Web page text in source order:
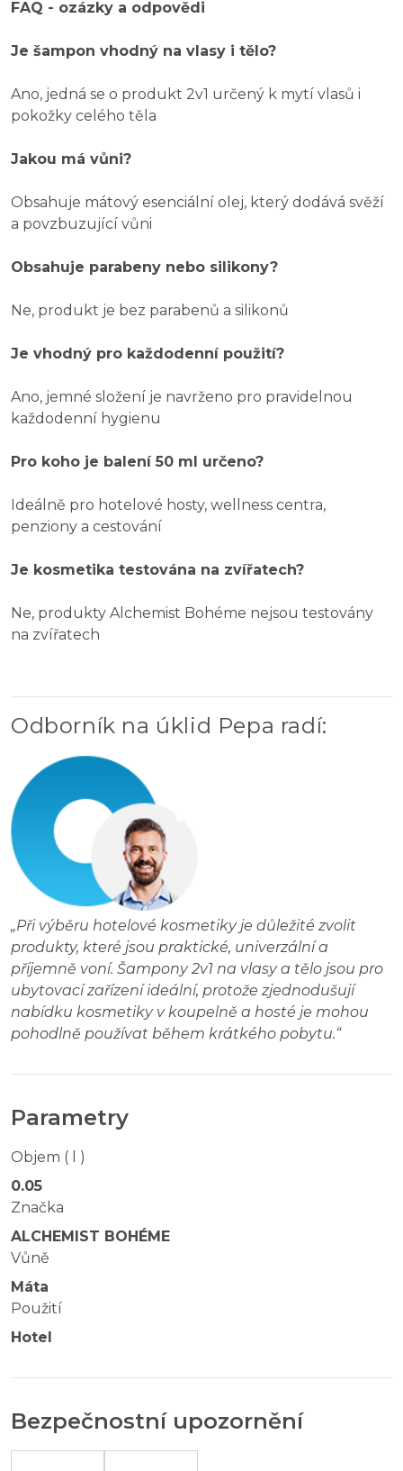
FAQ - ozázky a odpovědi
Je šampon vhodný na vlasy i tělo?
Ano, jedná se o produkt 2v1 určený k mytí vlasů i
pokožky celého těla
Jakou má vůni?
Obsahuje mátový esenciální olej, který dodává svěží
a povzbuzující vůni
Obsahuje parabeny nebo silikony?
Ne, produkt je bez parabenů a silikonů
Je vhodný pro každodenní použití?
Ano, jemné složení je navrženo pro pravidelnou
každodenní hygienu
Pro koho je balení 50 ml určeno?
Ideálně pro hotelové hosty, wellness centra,
penziony a cestování
Je kosmetika testována na zvířatech?
Ne, produkty Alchemist Bohéme nejsou testovány
na zvířatech
Odborník na úklid Pepa radí:
„Při výběru hotelové kosmetiky je důležité zvolit
produkty, které jsou praktické, univerzální a
příjemně voní. Šampony 2v1 na vlasy a tělo jsou pro
ubytovací zařízení ideální, protože zjednodušují
nabídku kosmetiky v koupelně a hosté je mohou
pohodlně používat během krátkého pobytu.“
Parametry
Objem ( l )
0.05
Značka
ALCHEMIST BOHÉME
Vůně
Máta
Použití
Hotel
Bezpečnostní upozornění